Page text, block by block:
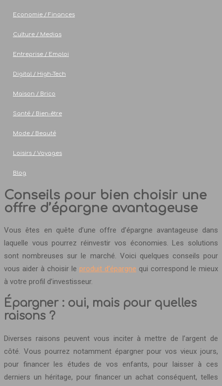
Economie / Finances
Culture / Medias
Entreprise / Emploi
Digital / High-Tech
Maison / Brico
Santé / Bien-être
Mode / Beauté
Loisirs / Voyages
Blog
Conseils pour bien choisir une
offre d’épargne avantageuse
Vous êtes en quête d’une offre d’épargne avantageuse dans
laquelle vous pourrez réinvestir vos économies. Les solutions
sont nombreuses sur le marché. Voici quelques conseils pour
vous aider à choisir le produit d’épargne qui correspond le mieux
à votre profil d’investisseur.
Épargner : oui, mais pour quelles
raisons ?
Diverses raisons peuvent vous inciter à mettre de l’argent de
côté. Vous pourrez notamment épargner pour vos vieux jours,
pour financer les études de vos enfants, pour laisser à ces
derniers un héritage, pour financer un achat conséquent, telles